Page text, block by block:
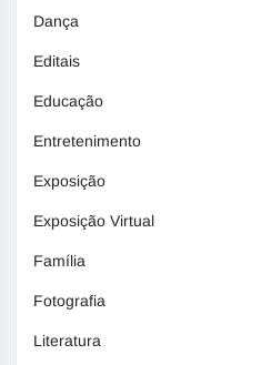
Dança
Editais
Educação
Entretenimento
Exposição
Exposição Virtual
Família
Fotografia
Literatura